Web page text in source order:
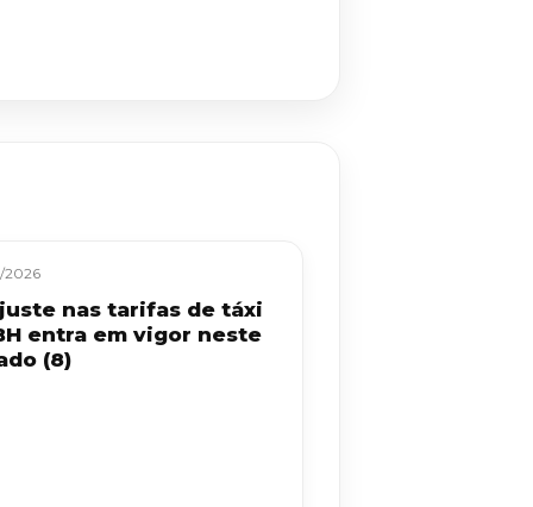
nas tarifas de táxi
entra em vigor neste
(8)